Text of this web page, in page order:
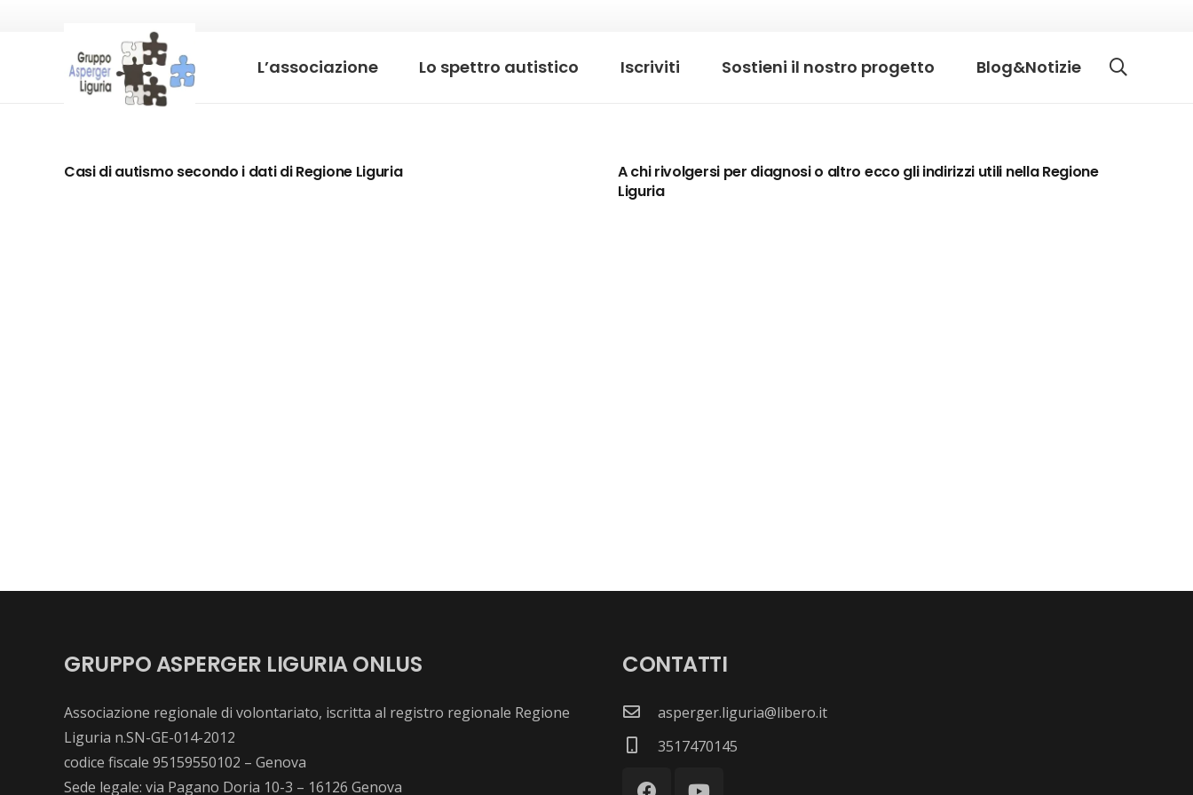
L’associazione Lo spettro autistico Iscriviti Sostieni il nostro progetto Blog&Notizie
Casi di autismo secondo i dati di Regione Liguria
A chi rivolgersi per diagnosi o altro ecco gli indirizzi utili nella Regione
Liguria
GRUPPO ASPERGER LIGURIA ONLUS
Associazione regionale di volontariato, iscritta al registro regionale Regione
Liguria n.SN-GE-014-2012
codice fiscale 95159550102 – Genova
Sede legale: via Pagano Doria 10-3 – 16126 Genova
CONTATTI
asperger.liguria@libero.it
3517470145